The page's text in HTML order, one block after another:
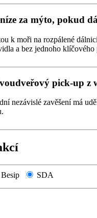
za mýto, pokud
k moři na rozpálené
a bez jednoho
pick-up z
nezávislé zavěšení má
Besip SDA